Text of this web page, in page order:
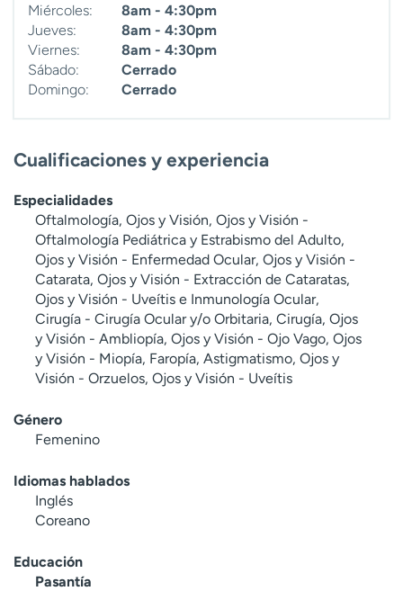
Miércoles:
8am - 4:30pm
Jueves:
8am - 4:30pm
Viernes:
8am - 4:30pm
Sábado:
Cerrado
Domingo:
Cerrado
Cualificaciones y experiencia
Especialidades
Oftalmología, Ojos y Visión, Ojos y Visión -
Oftalmología Pediátrica y Estrabismo del Adulto,
Ojos y Visión - Enfermedad Ocular, Ojos y Visión -
Catarata, Ojos y Visión - Extracción de Cataratas,
Ojos y Visión - Uveítis e Inmunología Ocular,
Cirugía - Cirugía Ocular y/o Orbitaria, Cirugía, Ojos
y Visión - Ambliopía, Ojos y Visión - Ojo Vago, Ojos
y Visión - Miopía, Faropía, Astigmatismo, Ojos y
Visión - Orzuelos, Ojos y Visión - Uveítis
Género
Femenino
Idiomas hablados
Inglés
Coreano
Educación
Pasantía